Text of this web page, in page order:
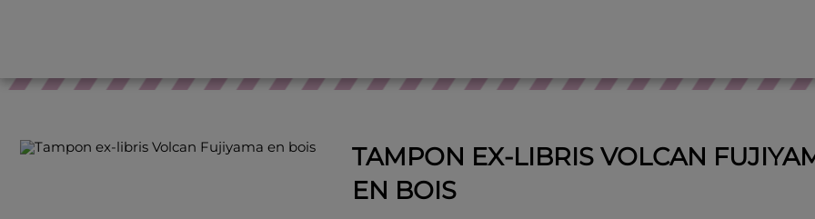
TAMPON EX-LIBRIS VOLCAN
EN BOIS